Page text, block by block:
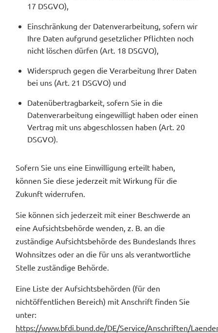
17 DSGVO),
Einschränkung der Datenverarbeitung, sofern wir
Ihre Daten aufgrund gesetzlicher Pflichten noch
nicht löschen dürfen (Art. 18 DSGVO),
Widerspruch gegen die Verarbeitung Ihrer Daten
bei uns (Art. 21 DSGVO) und
Datenübertragbarkeit, sofern Sie in die
Datenverarbeitung eingewilligt haben oder einen
Vertrag mit uns abgeschlossen haben (Art. 20
DSGVO).
Sofern Sie uns eine Einwilligung erteilt haben,
können Sie diese jederzeit mit Wirkung für die
Zukunft widerrufen.
Sie können sich jederzeit mit einer Beschwerde an
eine Aufsichtsbehörde wenden, z. B. an die
zuständige Aufsichtsbehörde des Bundeslands Ihres
Wohnsitzes oder an die für uns als verantwortliche
Stelle zuständige Behörde.
Eine Liste der Aufsichtsbehörden (für den
nichtöffentlichen Bereich) mit Anschrift finden Sie
unter:
https://www.bfdi.bund.de/DE/Service/Anschriften/